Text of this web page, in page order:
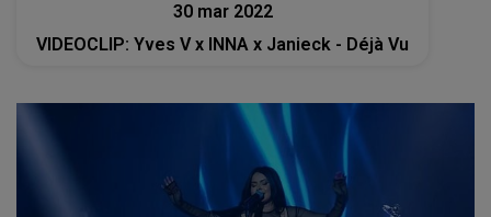
30 mar 2022
VIDEOCLIP: Yves V x INNA x Janieck - Déjà Vu